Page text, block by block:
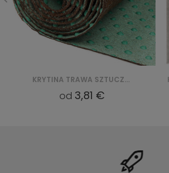
KRYTINA TRAWA SZTUCZNA PEMBA NO-P 0302 DK.BRUIN
od 3,81 €